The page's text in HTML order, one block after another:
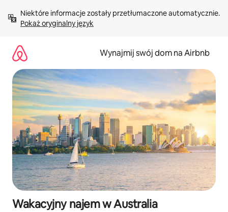
treści Pokaż oryginalny język
Wynajmij swój dom na Airbnb
Wakacyjny najem w Australia